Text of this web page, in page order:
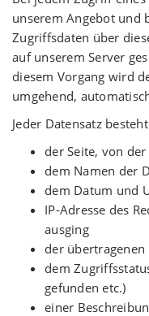
unserem Angebot und
Zugriffsdaten über
auf unserem Server
diesem Vorgang wird
umgehend,
Jeder Datensatz
der Seite, von
dem Namen der
dem Datum und
IP-Adresse des
ausging
der übertragenen
dem
gefunden etc.)
einer